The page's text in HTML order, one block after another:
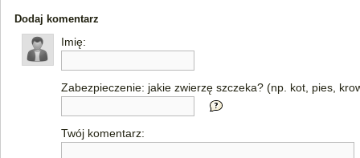
Dodaj komentarz
Imię:
Zabezpieczenie: jakie zwierzę szczeka? (np. kot, pies,
Twój komentarz: